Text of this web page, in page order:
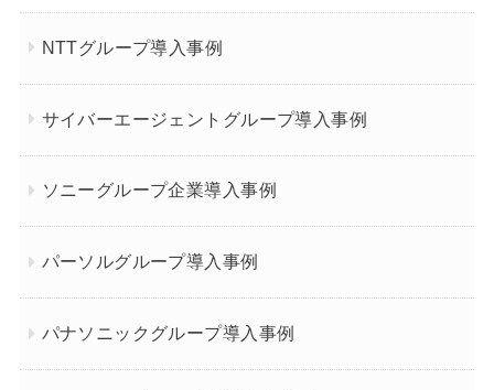
NTTグループ導入事例
サイバーエージェントグループ導入事例
ソニーグループ企業導入事例
パーソルグループ導入事例
パナソニックグループ導入事例